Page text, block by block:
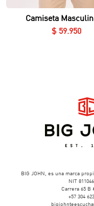
Camiseta
Essential en Piqué
$ 59. 950
BIG JOHN, es una marca
NIT
Carrera 65 B
+57 304